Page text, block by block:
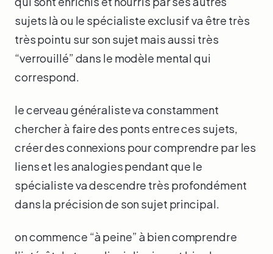
sujets là ou le spécialiste exclusif va être très
très pointu sur son sujet mais aussi très
“verrouillé” dans le modèle mental qui
correspond.
le cerveau généraliste va constamment
chercher à faire des ponts entre ces sujets,
créer des connexions pour comprendre par les
liens et les analogies pendant que le
spécialiste va descendre très profondément
dans la précision de son sujet principal.
on commence “à peine” à bien comprendre